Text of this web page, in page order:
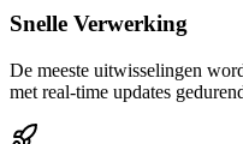
Snelle Verwerking
De meeste uitwisselingen
met real-time updates